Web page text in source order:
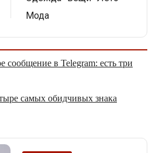
Мода
сообщение в Telegram: есть три
самых обидчивых знака